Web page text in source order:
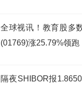
全球视讯！教育股多
(01769)涨25.79%领跑
隔夜SHIBOR报